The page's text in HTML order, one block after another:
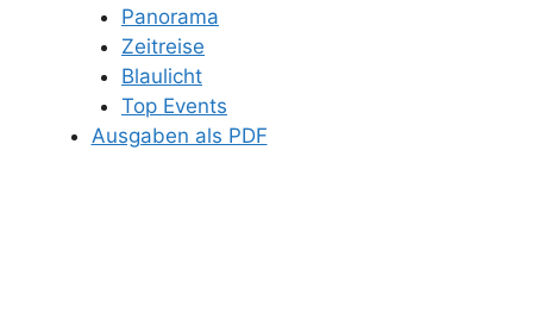
Panorama
Zeitreise
Blaulicht
Top Events
Ausgaben als PDF